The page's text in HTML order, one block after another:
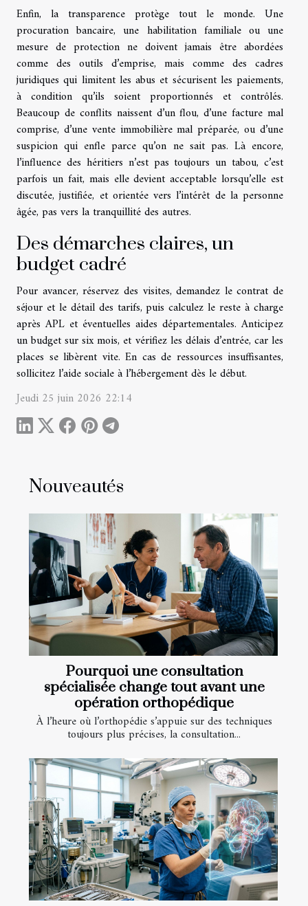
Enfin, la transparence protège tout le monde. Une
procuration bancaire, une habilitation familiale ou une
mesure de protection ne doivent jamais être abordées
comme des outils d’emprise, mais comme des cadres
juridiques qui limitent les abus et sécurisent les paiements,
à condition qu’ils soient proportionnés et contrôlés.
Beaucoup de conflits naissent d’un flou, d’une facture mal
comprise, d’une vente immobilière mal préparée, ou d’une
suspicion qui enfle parce qu’on ne sait pas. Là encore,
l’influence des héritiers n’est pas toujours un tabou, c’est
parfois un fait, mais elle devient acceptable lorsqu’elle est
discutée, justifiée, et orientée vers l’intérêt de la personne
âgée, pas vers la tranquillité des autres.
Des démarches claires, un
budget cadré
Pour avancer, réservez des visites, demandez le contrat de
séjour et le détail des tarifs, puis calculez le reste à charge
après APL et éventuelles aides départementales. Anticipez
un budget sur six mois, et vérifiez les délais d’entrée, car les
places se libèrent vite. En cas de ressources insuffisantes,
sollicitez l’aide sociale à l’hébergement dès le début.
Jeudi 25 juin 2026 22:14
Nouveautés
Pourquoi une consultation
spécialisée change tout avant une
opération orthopédique
À l’heure où l’orthopédie s’appuie sur des techniques
toujours plus précises, la consultation...